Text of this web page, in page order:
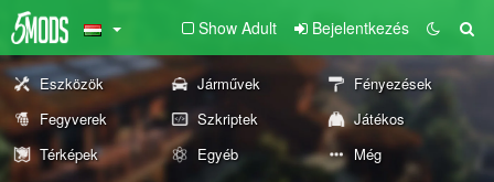
Show Adult Bejelentkezés
Eszközök Járművek
Fényezések
Fegyverek
Szkriptek
Játékos
Térképek
Egyéb Még